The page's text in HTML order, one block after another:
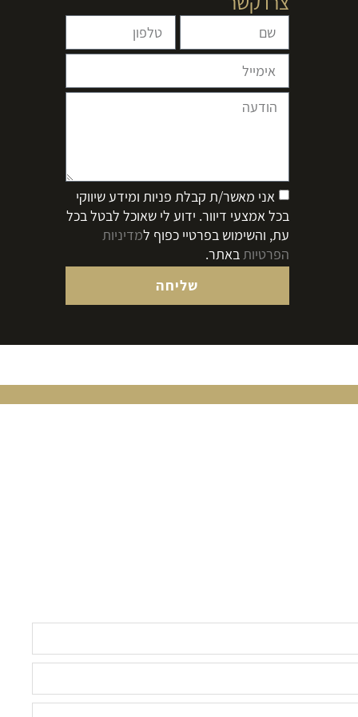
אני מאשר/ת קבלת פניות ומידע שיווקי
בכל אמצעי דיוור. ידוע לי שאוכל לבטל בכל
עת, והשימוש בפרטיי כפוף למדיניות
הפרטיות באתר.
שליחה